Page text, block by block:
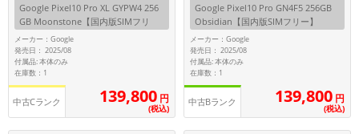
Google Pixel10 Pro XL GYPW4 256
GB Moonstone【国内版SIMフリ
ー】
メーカー：Google
発売日： 2025/08
付属品: 本体のみ
在庫数：1
中古Cランク 139,800 円
(税込)
Google Pixel10 Pro GN4F5 256GB
Obsidian【国内版SIMフリー】
メーカー：Google
発売日： 2025/08
付属品: 本体のみ
在庫数：1
中古Bランク 139,800 円
(税込)